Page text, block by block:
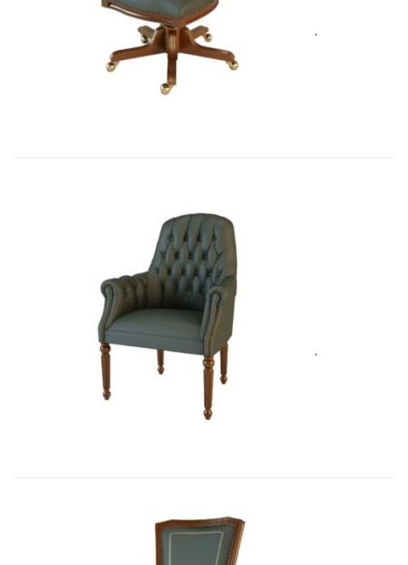
Art&Moble 01005 Кресло вращающе...
3 562,00
Art&Moble 01013F Кресло посетит�...
4 928,80